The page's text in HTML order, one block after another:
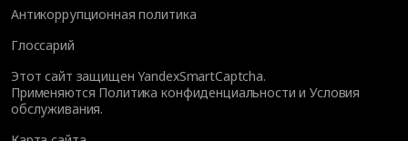
Антикоррупционная политика
Глоссарий
Этот сайт защищен YandexSmartCaptcha.
Применяются Политика конфиденциальности иУсловия
обслуживания.